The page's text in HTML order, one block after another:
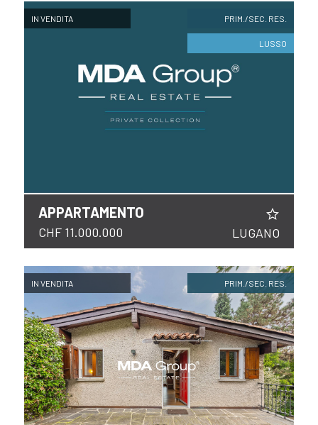
IN VENDITA PRIM./SEC. RES.
LUSSO
APPARTAMENTO
CHF 11.000.000 LUGANO
IN VENDITA PRIM./SEC. RES.